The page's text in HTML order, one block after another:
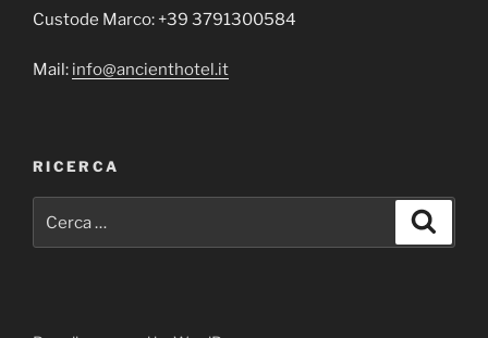
Custode Marco: +39 3791300584
Mail: info@ancienthotel.it
RICERCA